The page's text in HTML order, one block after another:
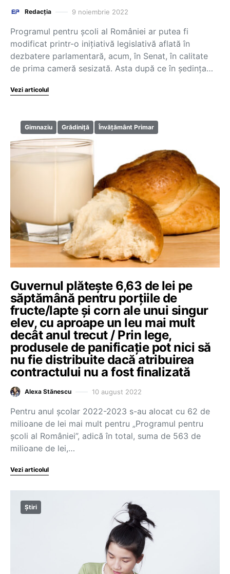
Redacția 9 noiembrie 2022
Programul pentru școli al României ar putea fi
modificat printr-o inițiativă legislativă aflată în
dezbatere parlamentară, acum, în Senat, în calitate
de prima cameră sesizată. Asta după ce în ședința…
Vezi articolul
Gimnaziu Grădiniță Învățământ Primar
Guvernul plătește 6,63 de lei pe
săptămână pentru porțiile de
fructe/lapte și corn ale unui singur
elev, cu aproape un leu mai mult
decât anul trecut / Prin lege,
produsele de panificație pot nici să
nu fie distribuite dacă atribuirea
contractului nu a fost finalizată
Alexa Stănescu 10 august 2022
Pentru anul școlar 2022-2023 s-au alocat cu 62 de
milioane de lei mai mult pentru „Programul pentru
școli al României”, adică în total, suma de 563 de
milioane de lei,…
Vezi articolul
Știri